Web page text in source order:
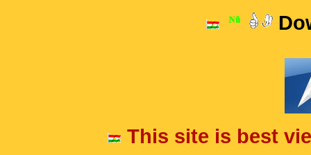
This site is best